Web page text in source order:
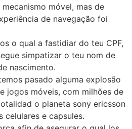
móvel, mas de
de navegação foi
o qual a fastidiar do teu CPF,
simpatizar o teu nom de
nascimento.
pasado alguma explosão
jogos móveis, com milhões de
o planeta sony ericsson
celulares e capsules.